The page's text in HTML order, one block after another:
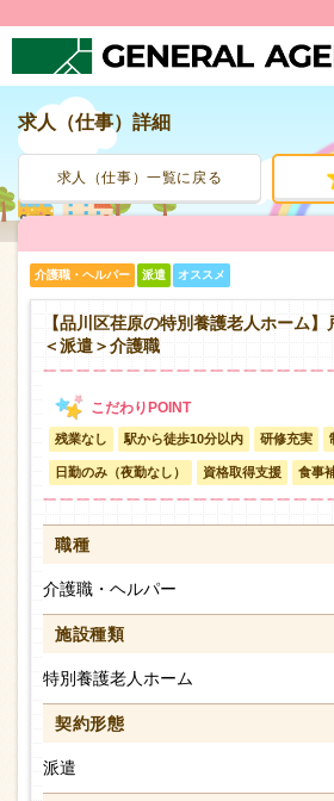
人材派遣サービ
転職支援サービ
登録から就業ま
お問い合わせ
求人（仕事）詳細
求人（仕事）一覧に戻る
介護職・ヘルパー 派遣 オススメ
【品川区荏原の特別養護老人ホーム
＜派遣＞介護職
残業なし 駅から徒歩10分以内 研修充実
日勤のみ（夜勤なし） 資格取得支援 食事
職種
介護職・ヘルパー
施設種類
特別養護老人ホーム
契約形態
派遣